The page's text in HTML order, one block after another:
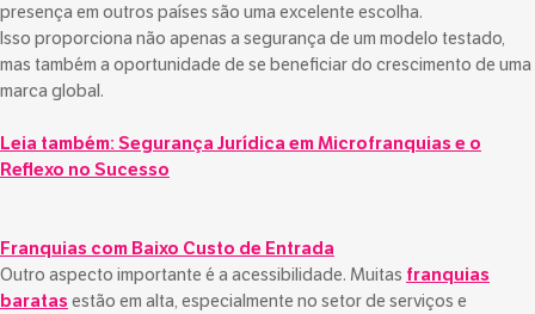
presença em outros países são uma excelente escolha.
Isso proporciona não apenas a segurança de um modelo testado,
mas também a oportunidade de se beneficiar do crescimento de uma
marca global.
Leia também: Segurança Jurídica em Microfranquias e o
Reflexo no Sucesso
Franquias com Baixo Custo de Entrada
Outro aspecto importante é a acessibilidade. Muitas franquias
baratas estão em alta, especialmente no setor de serviços e